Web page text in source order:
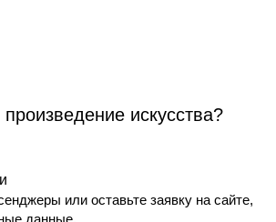
искусства?
или оставьте заявку на сайте,
данные.